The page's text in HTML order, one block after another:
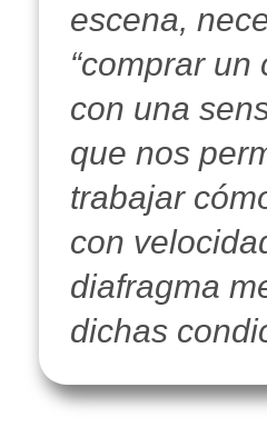
escena,
“comprar un
con una
que nos
trabajar
con
diafragma
dichas